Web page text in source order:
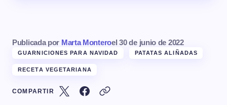
Publicada por Marta Monteroel 30 de junio de 2022
GUARNICIONES PARA NAVIDAD PATATAS ALIÑADAS
RECETA VEGETARIANA
COMPARTIR